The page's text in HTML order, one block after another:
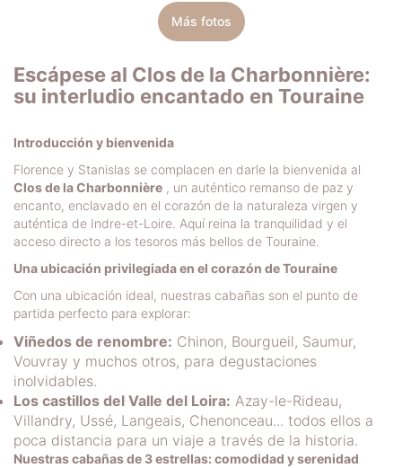
Más fotos
Escápese al Clos de la Charbonnière:
su interludio encantado en Touraine
Introducción y bienvenida
Florence y Stanislas se complacen en darle la bienvenida al
Clos de la Charbonnière , un auténtico remanso de paz y
encanto, enclavado en el corazón de la naturaleza virgen y
auténtica de Indre-et-Loire. Aquí reina la tranquilidad y el
acceso directo a los tesoros más bellos de Touraine.
Una ubicación privilegiada en el corazón de Touraine
Con una ubicación ideal, nuestras cabañas son el punto de
partida perfecto para explorar:
Viñedos de renombre: Chinon, Bourgueil, Saumur,
Vouvray y muchos otros, para degustaciones
inolvidables.
Los castillos del Valle del Loira: Azay-le-Rideau,
Villandry, Ussé, Langeais, Chenonceau... todos ellos a
poca distancia para un viaje a través de la historia.
Nuestras cabañas de 3 estrellas: comodidad y serenidad